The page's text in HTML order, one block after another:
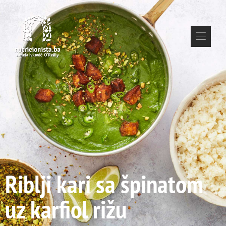
Riblji kari sa špinatom
uz karfiol rižu